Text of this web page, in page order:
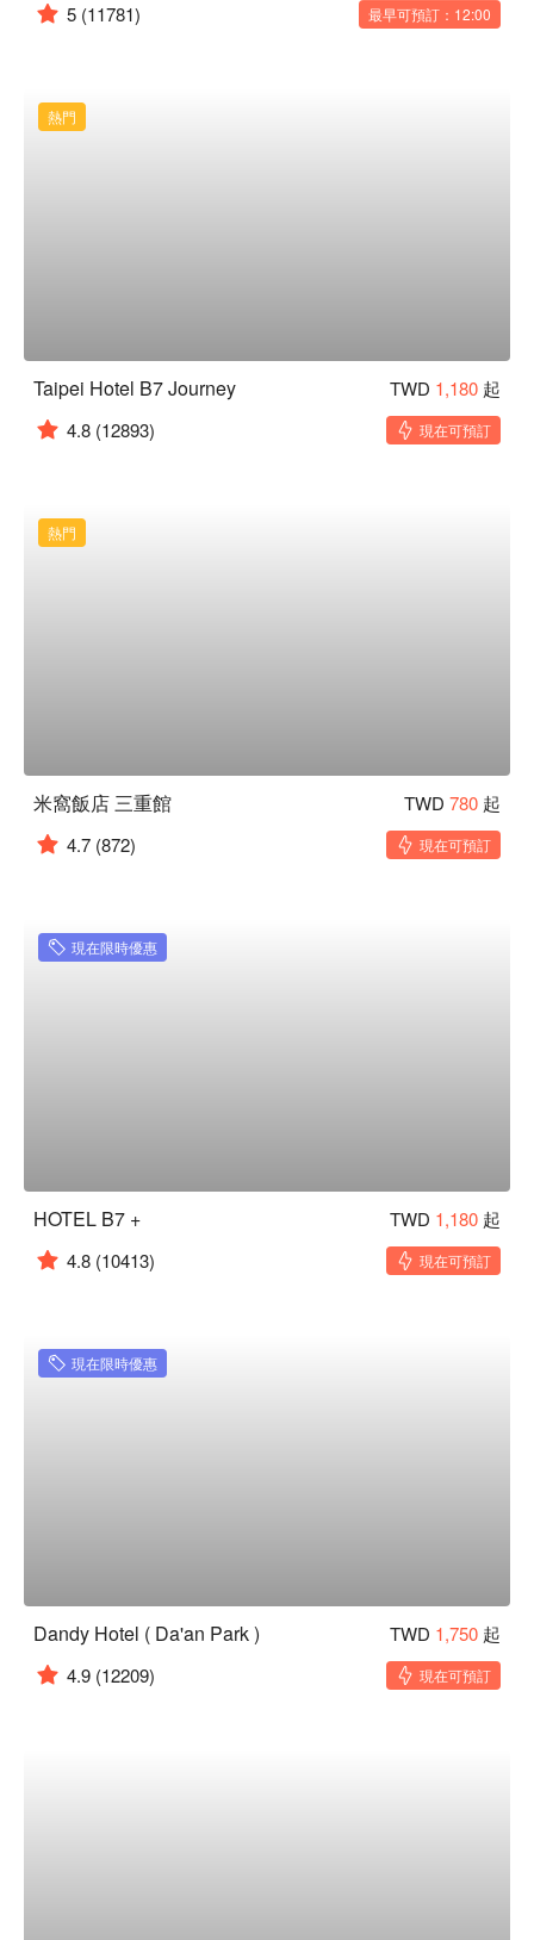
5 (11781) 最早可預訂：12:00
熱門
Taipei Hotel B7 Journey TWD 1,180 起
4.8 (12893) 現在可預訂
熱門
米窩飯店 三重館 TWD 780 起
4.7 (872) 現在可預訂
現在限時優惠
HOTEL B7 + TWD 1,180 起
4.8 (10413) 現在可預訂
現在限時優惠
Dandy Hotel ( Da'an Park ) TWD 1,750 起
4.9 (12209) 現在可預訂